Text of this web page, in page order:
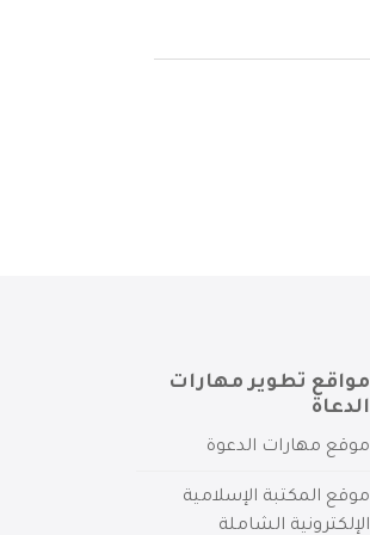
مواقع تطوير مهارات
الدعاة
موقع مهارات الدعوة
موقع المكتبة الإسلامية
الإلكترونية الشاملة